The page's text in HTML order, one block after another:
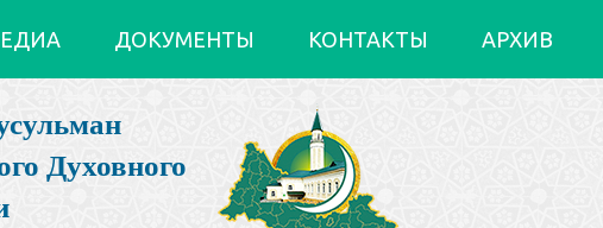
ДОКУМЕНТЫ КОНТАКТЫ АРХИВ
Духовного